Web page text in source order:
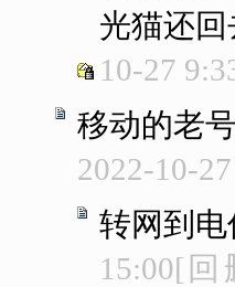
光猫还
10-27
移动的老
2022-10-
转网到电
15:00[ 回